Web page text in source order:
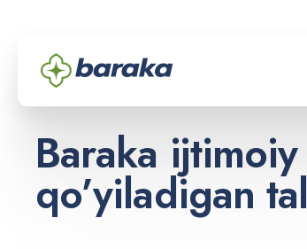
Baraka
qo’yiladigan